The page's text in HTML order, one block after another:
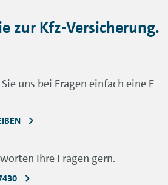
zur Kfz-Versicherung.
uns bei Fragen einfach eine E-
Ihre Fragen gern.